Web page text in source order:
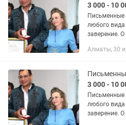
3 000 - 10
Письменные
любого вида
заверение.
иностранных
Алматы, 30
3 000 - 10
Письменные
любого вида
заверение.